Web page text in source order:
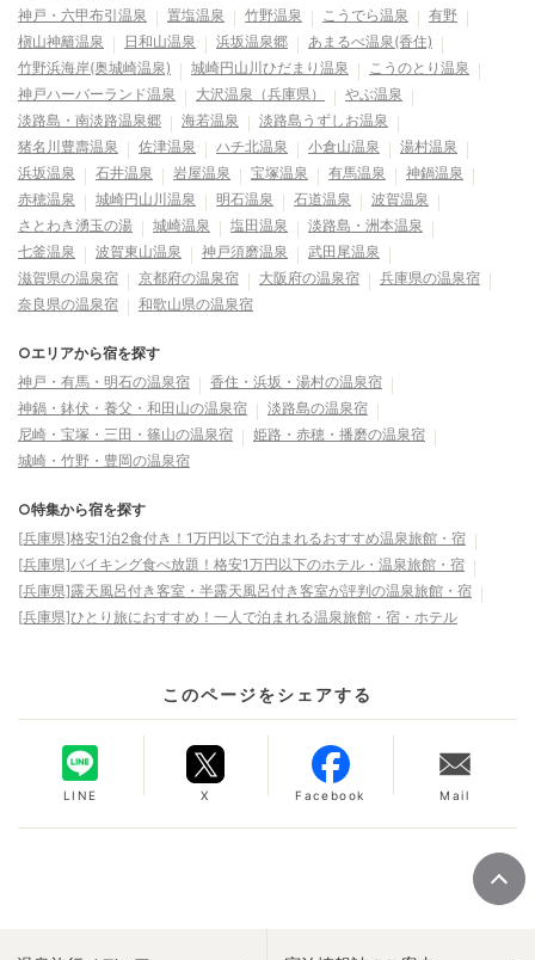
神戸・六甲布引温泉
置塩温泉 竹野温泉 こうでら温泉
有野
槇山神籬温泉
日和山温泉 浜坂温泉郷
あまるべ温泉(香住)
竹野浜海岸(奥城崎温泉)
城崎円山川ひだまり温泉
こうのとり温泉
神戸ハーバーランド温泉
大沢温泉（兵庫県）
やぶ温泉
淡路島・南淡路温泉郷
海若温泉
淡路島うずしお温泉
猪名川豊壽温泉
佐津温泉 ハチ北温泉 小倉山温泉
湯村温泉
浜坂温泉
石井温泉 岩屋温泉 宝塚温泉 有馬温泉
神鍋温泉
赤穂温泉
城崎円山川温泉 明石温泉 石道温泉
波賀温泉
さとわき湧玉の湯
城崎温泉 塩田温泉
淡路島・洲本温泉
七釜温泉
波賀東山温泉 神戸須磨温泉
武田尾温泉
滋賀県の温泉宿
京都府の温泉宿 大阪府の温泉宿
兵庫県の温泉宿
奈良県の温泉宿
和歌山県の温泉宿
○エリアから宿を探す
神戸・有馬・明石の温泉宿
香住・浜坂・湯村の温泉宿
神鍋・鉢伏・養父・和田山の温泉宿
淡路島の温泉宿
尼崎・宝塚・三田・篠山の温泉宿
姫路・赤穂・播磨の温泉宿
城崎・竹野・豊岡の温泉宿
○特集から宿を探す
[兵庫県]格安1泊2食付き！1万円以下で泊まれるおすすめ温泉旅館・宿
[兵庫県]バイキング食べ放題！格安1万円以下のホテル・温泉旅館・宿
[兵庫県]露天風呂付き客室・半露天風呂付き客室が評判の温泉旅館・宿
[兵庫県]ひとり旅におすすめ！一人で泊まれる温泉旅館・宿・ホテル
このページをシェアする
LINE X Facebook Mail